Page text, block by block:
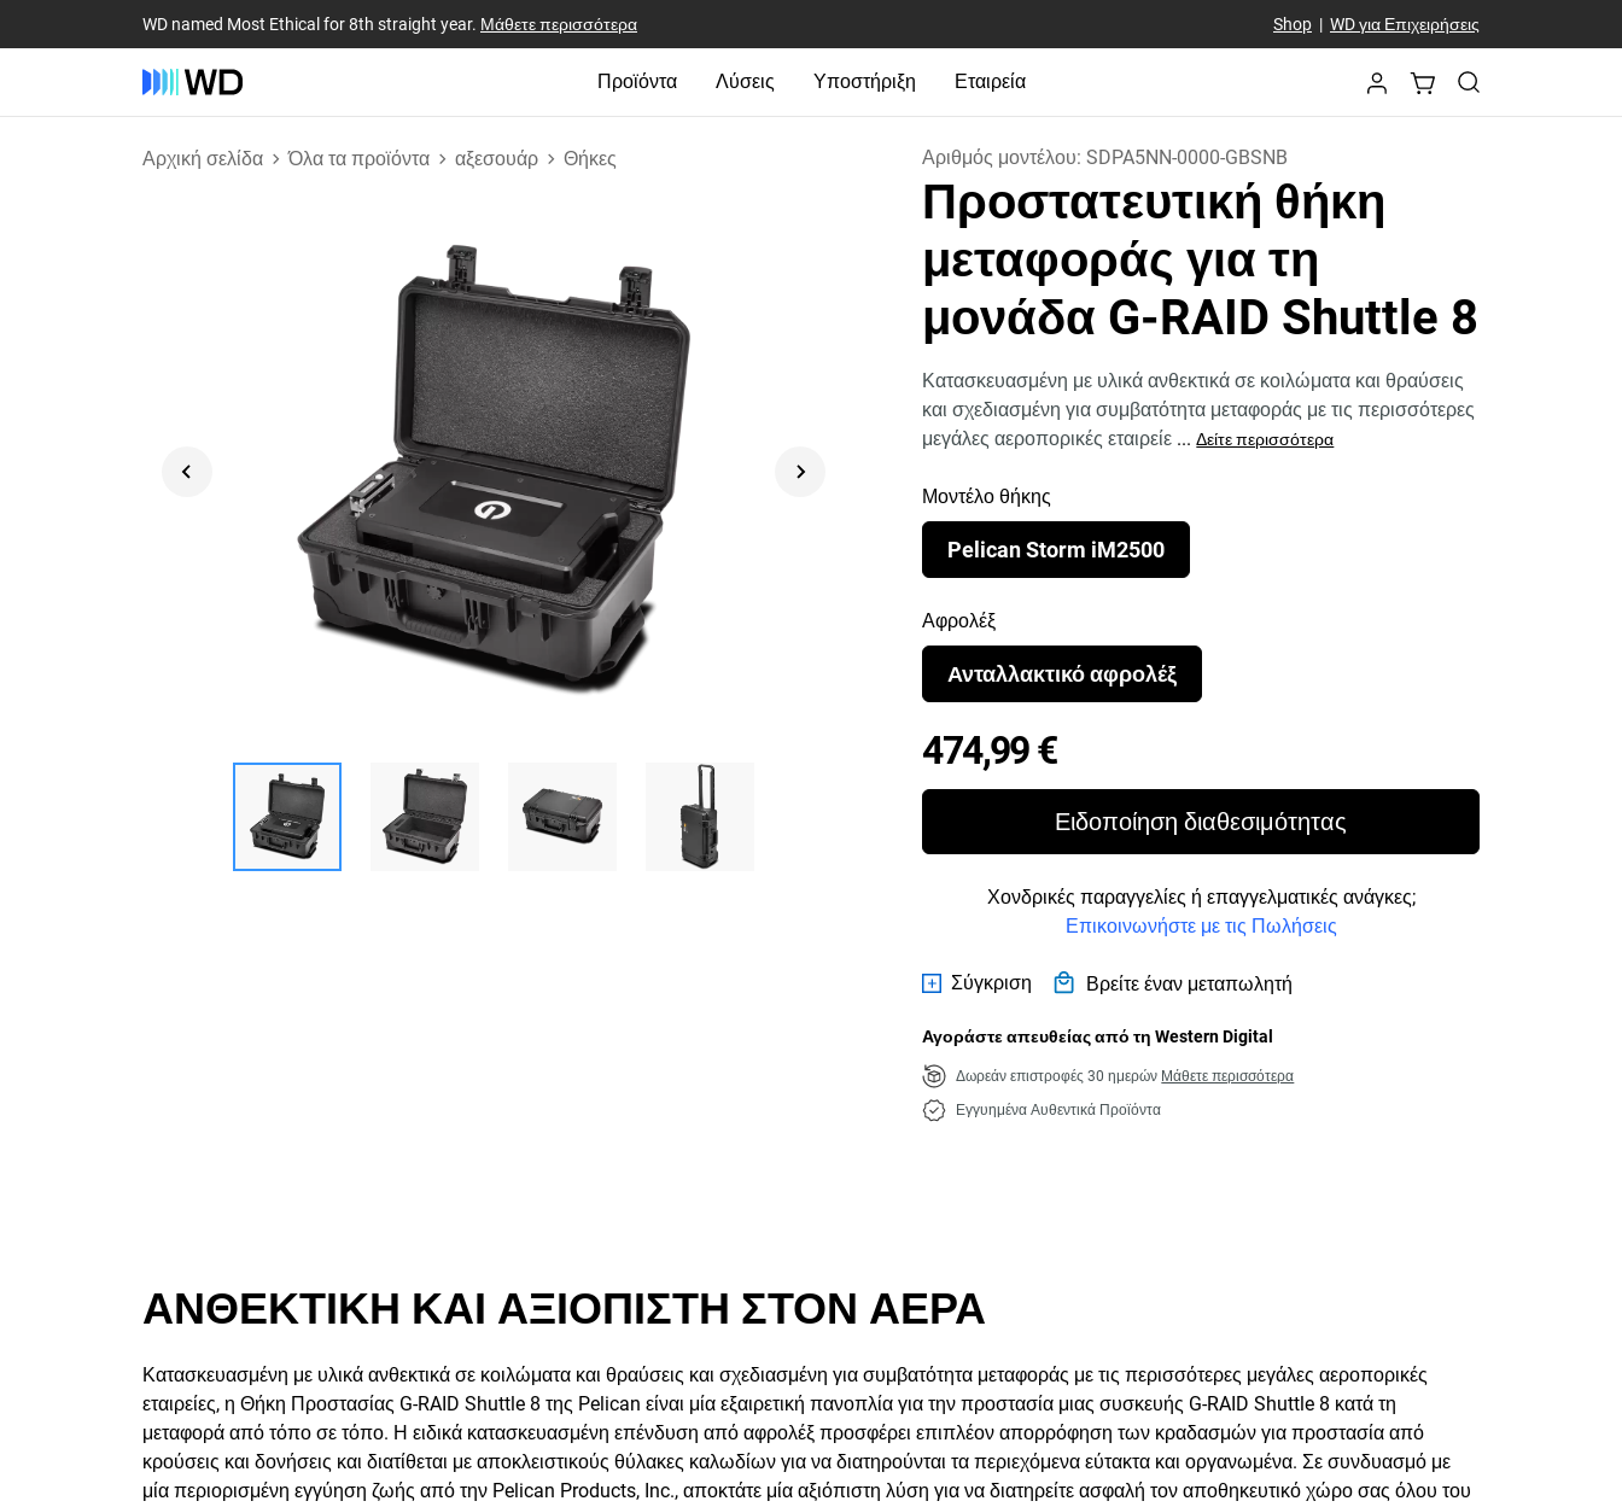
WD named Most Ethical for 8th straight year. Μάθετε περισσότερα Shop| WD για Επιχειρήσεις
Προϊόντα Λύσεις Υποστήριξη Εταιρεία
Αρχική σελίδα Όλα τα προϊόντα αξεσουάρ Θήκες Αριθμός μοντέλου:SDPA5NN-0000-GBSNB
Προστατευτική θήκη
μεταφοράς για τη
μονάδα G-RAID Shuttle 8
Κατασκευασμένη με υλικά ανθεκτικά σε κοιλώματα και θραύσεις
και σχεδιασμένη για συμβατότητα μεταφοράς με τις περισσότερες
μεγάλες αεροπορικές εταιρείε ... Δείτε περισσότερα
Μοντέλο θήκης
Pelican Storm iM2500
Αφρολέξ
Ανταλλακτικό αφρολέξ
474,99 €Price 474,99 €
Ειδοποίηση διαθεσιμότητας
Χονδρικές παραγγελίες ή επαγγελματικές ανάγκες;
Επικοινωνήστε με τις Πωλήσεις
Σύγκριση Βρείτε έναν μεταπωλητή
Αγοράστε απευθείας από τη Western Digital
Δωρεάν επιστροφές 30 ημερών Μάθετε περισσότερα
Εγγυημένα Αυθεντικά Προϊόντα
ΑΝΘΕΚΤΙΚΗ ΚΑΙ ΑΞΙΟΠΙΣΤΗ ΣΤΟΝ ΑΕΡΑ
Κατασκευασμένη με υλικά ανθεκτικά σε κοιλώματα και θραύσεις και σχεδιασμένη για συμβατότητα μεταφοράς με τις περισσότερες μεγάλες αεροπορικές
εταιρείες, η Θήκη Προστασίας G-RAID Shuttle 8 της Pelican είναι μία εξαιρετική πανοπλία για την προστασία μιας συσκευής G-RAID Shuttle 8 κατά τη
μεταφορά από τόπο σε τόπο. Η ειδικά κατασκευασμένη επένδυση από αφρολέξ προσφέρει επιπλέον απορρόφηση των κραδασμών για προστασία από
κρούσεις και δονήσεις και διατίθεται με αποκλειστικούς θύλακες καλωδίων για να διατηρούνται τα περιεχόμενα εύτακτα και οργανωμένα. Σε συνδυασμό με
μία περιορισμένη εγγύηση ζωής από την Pelican Products, Inc., αποκτάτε μία αξιόπιστη λύση για να διατηρείτε ασφαλή τον αποθηκευτικό χώρο σας όλου του